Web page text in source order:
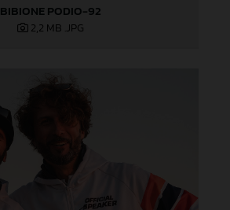
BIBIONE PODIO-92
2,2 MB .JPG